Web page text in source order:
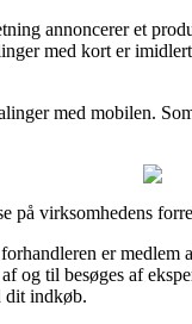
annoncerer et
med kort er
med mobilen.
på virksomhedens
er
og til besøges af
dit indkøb.